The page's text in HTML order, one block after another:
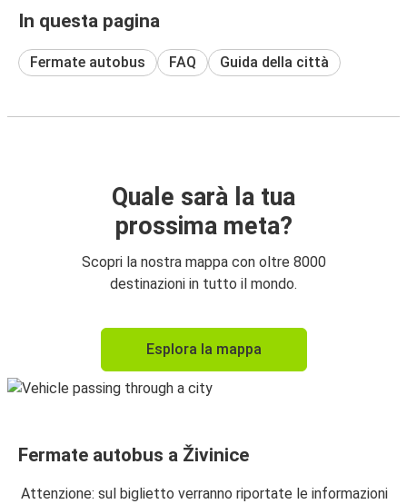
In questa pagina
Fermate autobus FAQ Guida della città
Quale sarà la tua
prossima meta?
Scopri la nostra mappa con oltre 8000
destinazioni in tutto il mondo.
Esplora la mappa
Fermate autobus a Živinice
Attenzione: sul biglietto verranno riportate le informazioni